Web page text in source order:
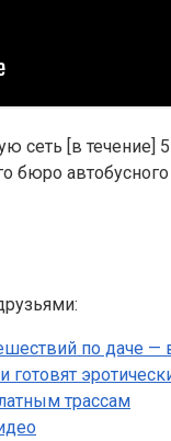
сеть [в
бюро
по даче —
трассам